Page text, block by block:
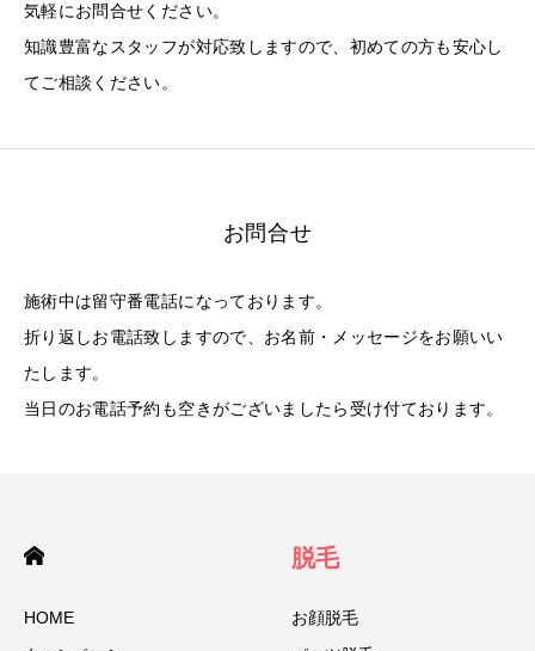
気軽にお問合せください。
知識豊富なスタッフが対応致しますので、初めての方も安心し
てご相談ください。
お問合せ
施術中は留守番電話になっております。
折り返しお電話致しますので、お名前・メッセージをお願いい
たします。
当日のお電話予約も空きがございましたら受け付ております。
HOME
脱毛
お顔脱毛